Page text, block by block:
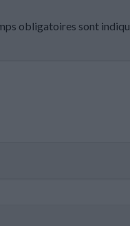
obligatoires sont